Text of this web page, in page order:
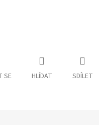
SE HLÍDAT SDÍLET